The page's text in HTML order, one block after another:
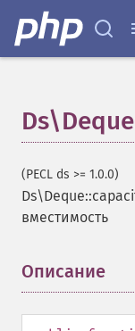
(PECL ds >= 1.0.0)
вместимость
Описание